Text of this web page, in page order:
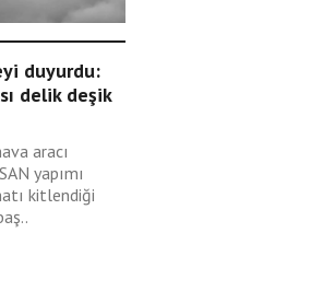
duyurdu:
delik deşik
aracı
yapımı
kitlendiği